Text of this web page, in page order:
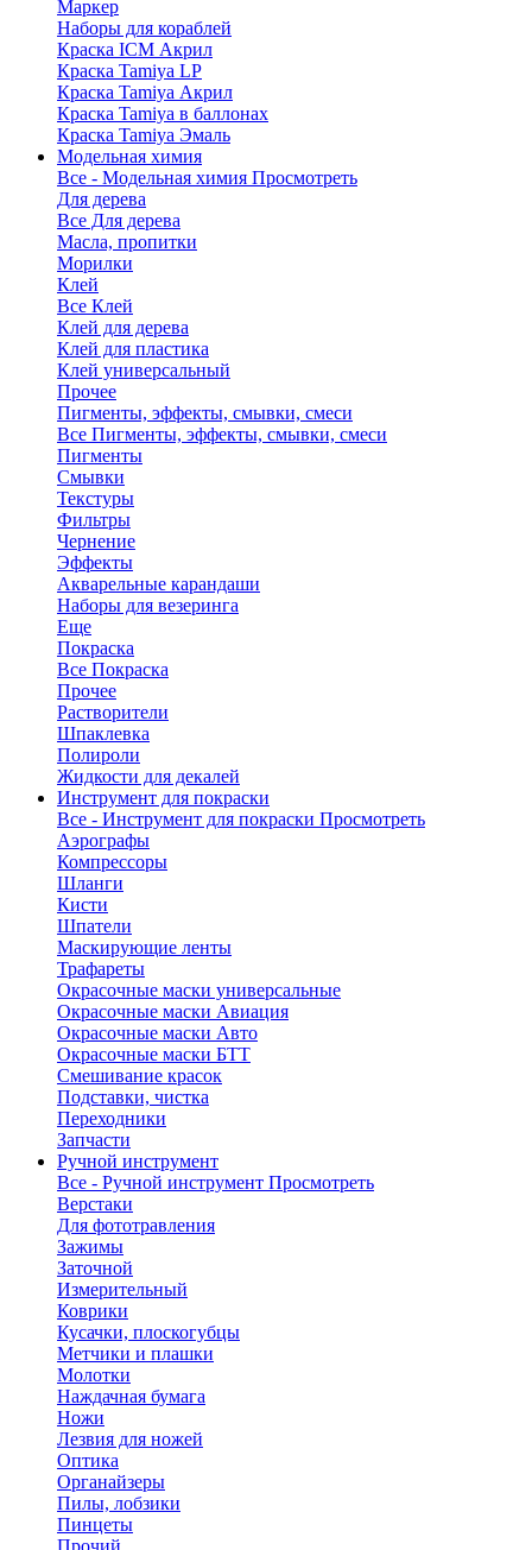
Маркер
Наборы для кораблей
Краска ICM Акрил
Краска Tamiya LP
Краска Tamiya Акрил
Краска Tamiya в баллонах
Краска Tamiya Эмаль
Модельная химия
Все - Модельная химия Просмотреть
Для дерева
Все Для дерева
Масла, пропитки
Морилки
Клей
Все Клей
Клей для дерева
Клей для пластика
Клей универсальный
Прочее
Пигменты, эффекты, смывки, смеси
Все Пигменты, эффекты, смывки, смеси
Пигменты
Смывки
Текстуры
Фильтры
Чернение
Эффекты
Акварельные карандаши
Наборы для везеринга
Еще
Покраска
Все Покраска
Прочее
Растворители
Шпаклевка
Полироли
Жидкости для декалей
Инструмент для покраски
Все - Инструмент для покраски Просмотреть
Аэрографы
Компрессоры
Шланги
Кисти
Шпатели
Маскирующие ленты
Трафареты
Окрасочные маски универсальные
Окрасочные маски Авиация
Окрасочные маски Авто
Окрасочные маски БТТ
Смешивание красок
Подставки, чистка
Переходники
Запчасти
Ручной инструмент
Все - Ручной инструмент Просмотреть
Верстаки
Для фототравления
Зажимы
Заточной
Измерительный
Коврики
Кусачки, плоскогубцы
Метчики и плашки
Молотки
Наждачная бумага
Ножи
Лезвия для ножей
Оптика
Органайзеры
Пилы, лобзики
Пинцеты
Прочий